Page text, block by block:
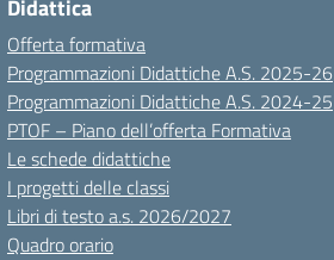
Didattica
Offerta formativa
Programmazioni Didattiche A.S. 2025-26
Programmazioni Didattiche A.S. 2024-25
PTOF – Piano dell’offerta Formativa
Le schede didattiche
I progetti delle classi
Libri di testo a.s. 2026/2027
Quadro orario